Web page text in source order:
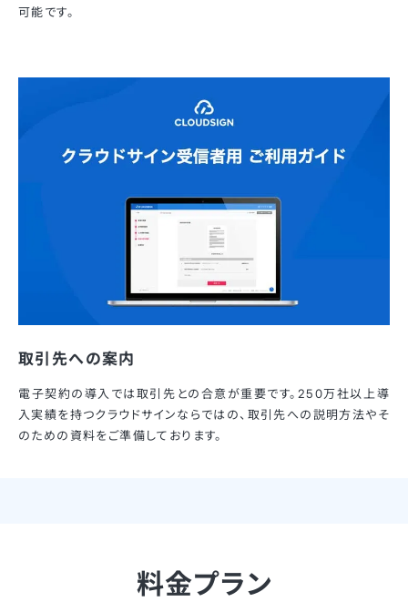
可能です。
取引先への案内
電子契約の導入では取引先との合意が重要です。250万社以上導
入実績を持つクラウドサインならではの、取引先への説明方法やそ
のための資料をご準備しております。
料金プラン